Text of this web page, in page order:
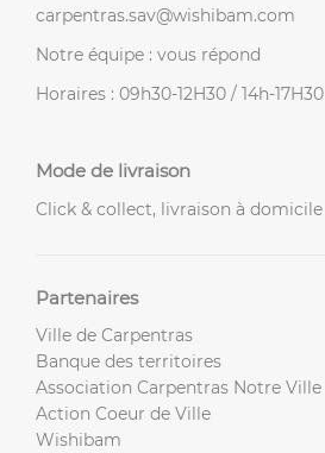
carpentras.sav@wishibam.com
Notre équipe : vous répond
Horaires : 09h30-12H30 / 14h-17H30
Mode de livraison
Click & collect, livraison à domicile
Partenaires
Ville de Carpentras
Banque des territoires
Association Carpentras Notre Ville
Action Coeur de Ville
Wishibam